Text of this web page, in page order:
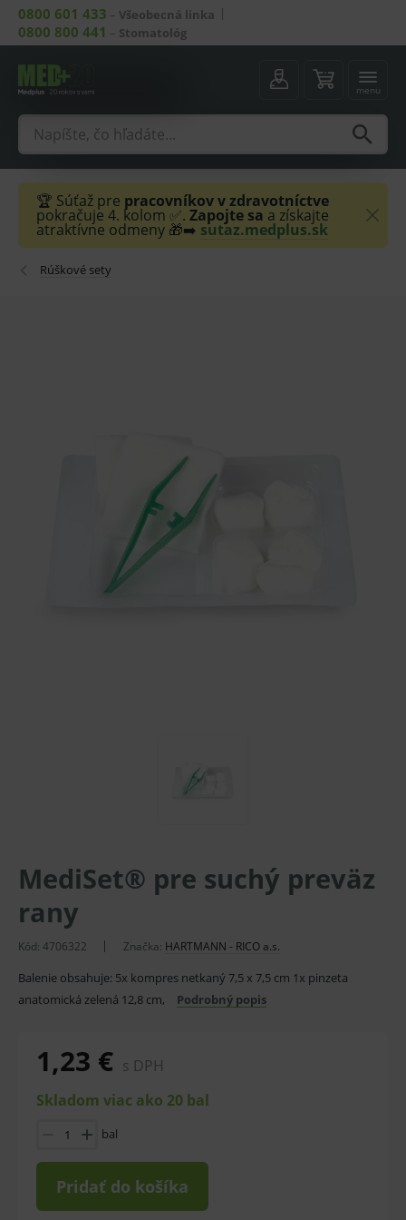
0800 601 433 – Všeobecná linka
0800 800 441 – Stomatológ
menu
🏆 Súťaž pre pracovníkov v zdravotníctve
pokračuje 4. kolom ✅. Zapojte sa a získajte
atraktívne odmeny 🎁➡️ sutaz.medplus.sk
Rúškové sety
MediSet® pre suchý preväz
rany
Kód: 4706322 Značka: HARTMANN - RICO a.s.
Balenie obsahuje: 5x kompres netkaný 7,5 x 7,5 cm 1x pinzeta
anatomická zelená 12,8 cm,
Podrobný popis
1,23 € s DPH
Skladom viac ako 20 bal
bal
Pridať do košíka